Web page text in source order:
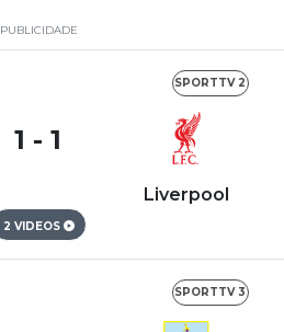
PUBLICIDADE
SPORTTV 2
1 - 1
Liverpool
2 VIDEOS
SPORTTV 3